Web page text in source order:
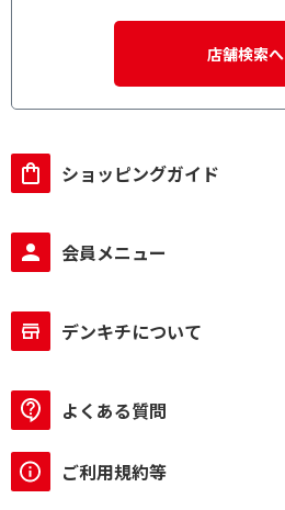
店舗検索へ
ショッピングガイド
会員メニュー
デンキチについて
よくある質問
ご利用規約等